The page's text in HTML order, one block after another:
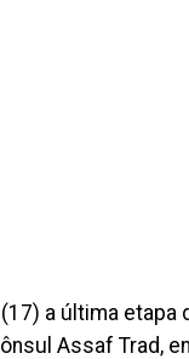
a última etapa
Assaf Trad,